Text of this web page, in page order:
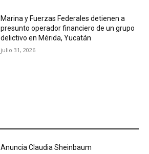
Marina y Fuerzas Federales detienen a
presunto operador financiero de un grupo
delictivo en Mérida, Yucatán
julio 31, 2026
Anuncia Claudia Sheinbaum